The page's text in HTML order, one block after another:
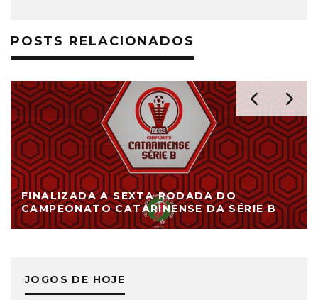
POSTS RELACIONADOS
FINALIZADA A SEXTA RODADA DO
CAMPEONATO CATARINENSE DA SÉRIE B
JOGOS DE HOJE